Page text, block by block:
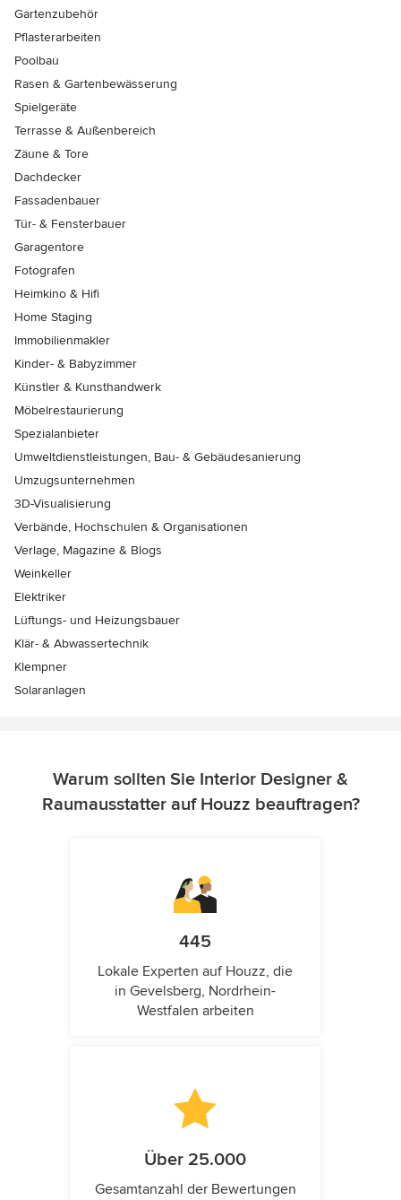
Gartenzubehör
Pflasterarbeiten
Poolbau
Rasen & Gartenbewässerung
Spielgeräte
Terrasse & Außenbereich
Zäune & Tore
Dachdecker
Fassadenbauer
Tür- & Fensterbauer
Garagentore
Fotografen
Heimkino & Hifi
Home Staging
Immobilienmakler
Kinder- & Babyzimmer
Künstler & Kunsthandwerk
Möbelrestaurierung
Spezialanbieter
Umweltdienstleistungen, Bau- & Gebäudesanierung
Umzugsunternehmen
3D-Visualisierung
Verbände, Hochschulen & Organisationen
Verlage, Magazine & Blogs
Weinkeller
Elektriker
Lüftungs- und Heizungsbauer
Klär- & Abwassertechnik
Klempner
Solaranlagen
Warum sollten Sie Interior Designer &
Raumausstatter auf Houzz beauftragen?
445
Lokale Experten auf Houzz, die
in Gevelsberg, Nordrhein-
Westfalen arbeiten
Über 25.000
Gesamtanzahl der Bewertungen